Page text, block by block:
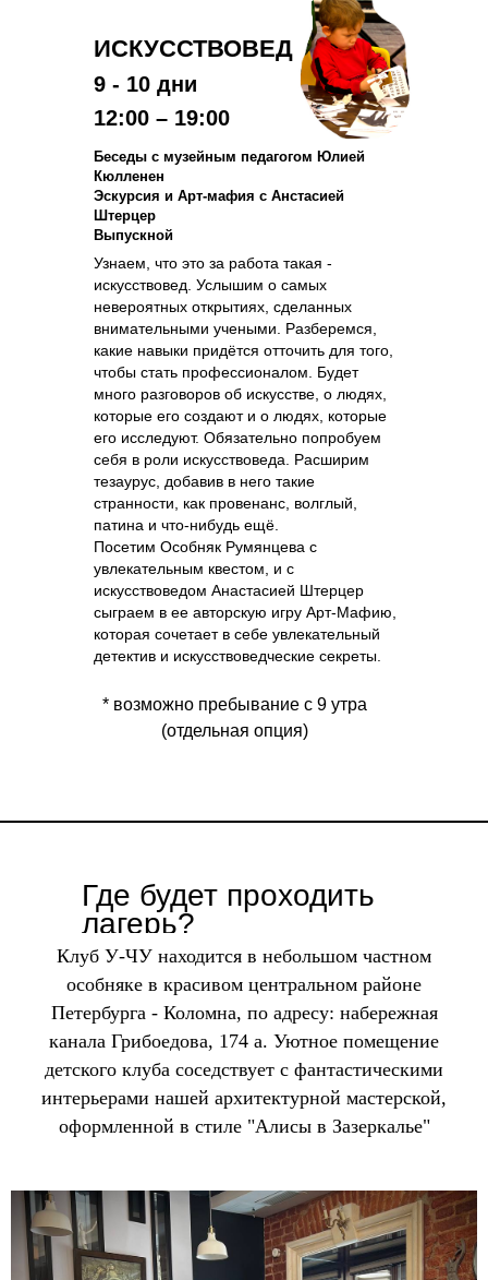
Узнаем, что это за работа такая -
искусствовед. Услышим о самых
невероятных открытиях, сделанных
внимательными учеными. Разберемся,
какие навыки придётся отточить для того,
чтобы стать профессионалом. Будет
много разговоров об искусстве, о людях,
которые его создают и о людях, которые
его исследуют. Обязательно попробуем
себя в роли искусствоведа. Расширим
тезаурус, добавив в него такие
странности, как провенанс, волглый,
патина и что-нибудь ещё.
Посетим Особняк Румянцева с
увлекательным квестом, и с
искусствоведом Анастасией Штерцер
сыграем в ее авторскую игру Арт-Мафию,
которая сочетает в себе увлекательный
детектив и искусствоведческие секреты
Беседы с музейным педагогом Юлией
Кюлленен
Эскурсия и Арт-мафия с Анстасией
Штерцер
Выпускной
9 - 10 дни
12:00 – 19:00
ИСКУССТВОВЕД
* возможно пребывание с 9 утра
(отдельная опция)
Где будет проходить
лагерь?
Клуб У-ЧУ находится в небольшом частном
особняке в красивом центральном районе
Петербурга - Коломна, по адресу: набережная
канала Грибоедова, 174 а. Уютное помещение
детского клуба соседствует с фантастическими
интерьерами нашей архитектурной мастерской,
оформленной в стиле "Алисы в Зазеркалье"